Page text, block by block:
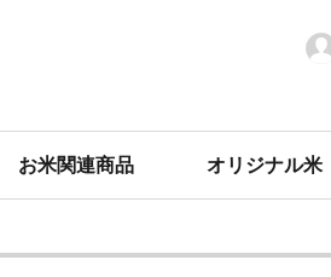
お米関連商品 オリジナル米